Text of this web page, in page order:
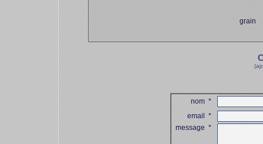
grain
nom*
email*
message*